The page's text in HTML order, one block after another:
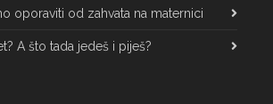
oporaviti od zahvata na maternici
A što tada jedeš i piješ?